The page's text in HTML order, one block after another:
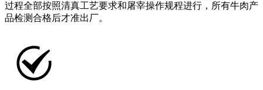
过程全部按照清真工艺要求和屠宰操作规程进行，所有牛肉产
品检测合格后才准出厂。